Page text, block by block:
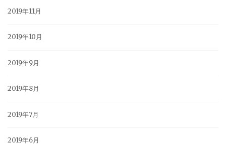
2019年11月
2019年10月
2019年9月
2019年8月
2019年7月
2019年6月